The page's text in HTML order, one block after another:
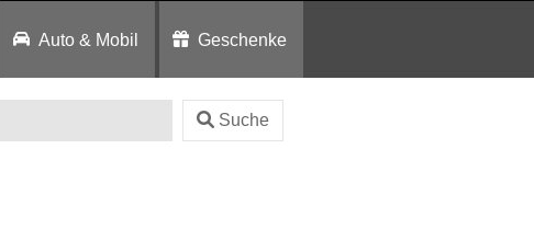
Auto & Mobil Geschenke
Suche